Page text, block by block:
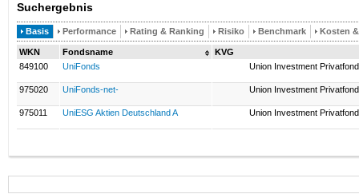
Suchergebnis
Basis Performance Rating & Ranking Risiko Benchmark Kosten
WKN Fondsname
KVG
849100
UniFonds Union Investment
975020 UniFonds-net- Union Investment
975011 UniESG Aktien Deutschland A Union Investment